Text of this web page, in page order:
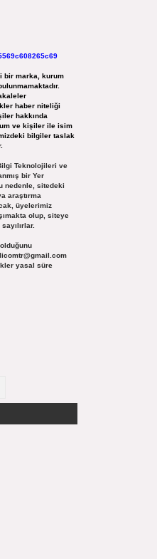
bir marka, kurum
haber niteliği
hakkında
ve kişiler ile isim
bilgiler taslak
Teknolojileri ve
bir Yer
nedenle, sitedeki
araştırma
üyelerimiz
olup, siteye
yasal süre